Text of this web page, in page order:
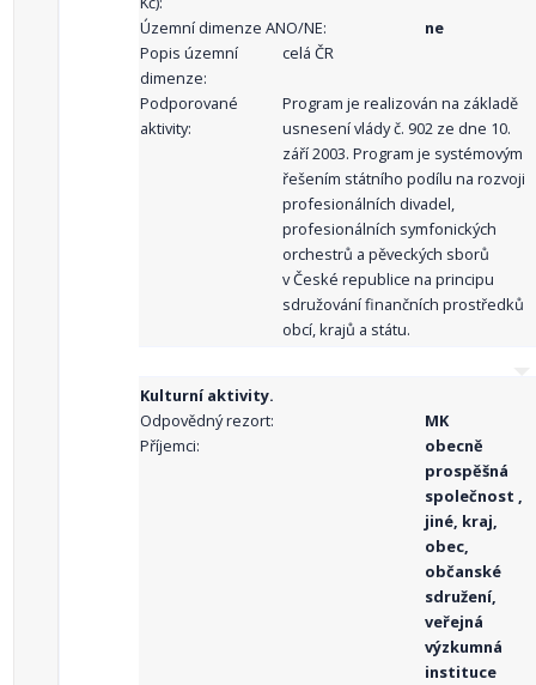
Územní dimenze ANO/NE:
ne
Popis územní
dimenze:
celá ČR
Podporované
aktivity:
Program je realizován na základě
usnesení vlády č. 902 ze dne 10.
září 2003. Program je systémovým
řešením státního podílu na rozvoji
profesionálních divadel,
profesionálních symfonických
orchestrů a pěveckých sborů
v České republice na principu
sdružování finančních prostředků
obcí, krajů a státu.
Kulturní aktivity.
Odpovědný rezort:
MK
Příjemci:
obecně
prospěšná
společnost ,
jiné, kraj,
obec,
občanské
sdružení,
veřejná
výzkumná
instituce